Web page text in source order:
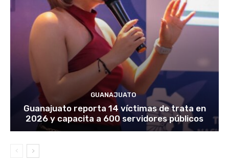
GUANAJUATO
Guanajuato reporta 14 víctimas de trata en
2026 y capacita a 600 servidores públicos